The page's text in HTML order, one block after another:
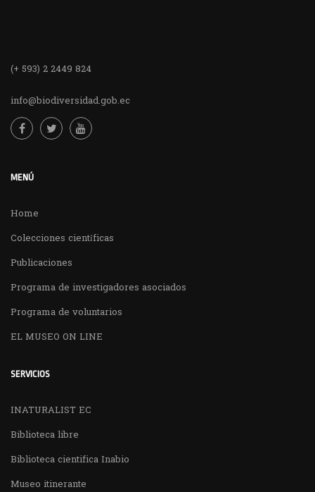
(+ 593) 2 2449 824
info@biodiversidad.gob.ec
MENÚ
Home
Colecciones científicas
Publicaciones
Programa de investigadores asociados
Programa de voluntarios
EL MUSEO ON LINE
SERVICIOS
INATURALIST EC
Biblioteca libre
Biblioteca cientifica Inabio
Museo itinerante